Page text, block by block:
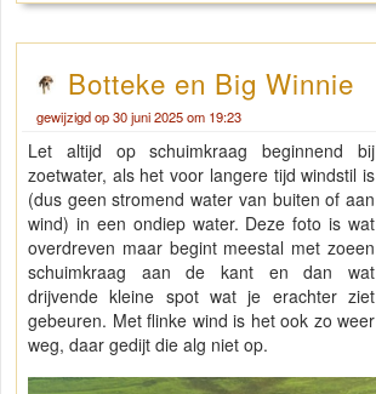
Botteke en Big Winnie
gewijzigd op 30 juni 2025 om 19:23
Let altijd op schuimkraag beginnend bij
zoetwater, als het voor langere tijd windstil is
(dus geen stromend water van buiten of aan
wind) in een ondiep water. Deze foto is wat
overdreven maar begint meestal met zoeen
schuimkraag aan de kant en dan wat
drijvende kleine spot wat je erachter ziet
gebeuren. Met flinke wind is het ook zo weer
weg, daar gedijt die alg niet op.